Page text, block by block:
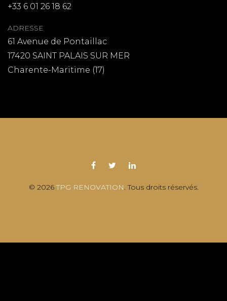
+33 6 01 26 18 62
ADRESSE
61 Avenue de Pontaillac
17420 SAINT PALAIS SUR MER
Charente-Maritime (17)
© 2026TPG RENOVATION. Tous droits réservés.